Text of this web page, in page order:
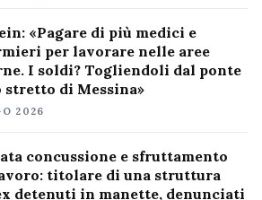
«Pagare di più medici e
per lavorare nelle aree
I soldi? Togliendoli dal ponte
stretto di Messina»
2026
concussione e sfruttamento
titolare di una struttura
detenuti in manette, denunciati